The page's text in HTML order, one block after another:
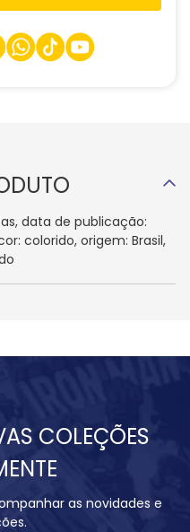
data de publicação:
colorido, origem: Brasil,
COLEÇÕES
as novidades e